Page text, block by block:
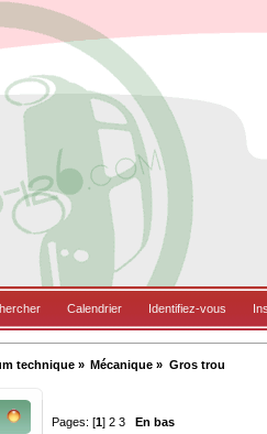
Calendrier Identifiez-vous
technique» Mécanique » Gros trou
Pages: [1]2 3 En bas